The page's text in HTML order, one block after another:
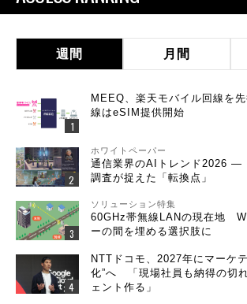
週間 月間
MEEQ、楽天モバイル回線を
線はeSIM提供開始
ホワイトペーパー
通信業界のAIトレンド2026 ―
調査が捉えた「転換点」
ソリューション特集
60GHz帯無線LANの現在地
ーの間を埋める選択肢に
NTTドコモ、2027年にマーケ
化”へ 「現場社員も納得の切
ェント作る」